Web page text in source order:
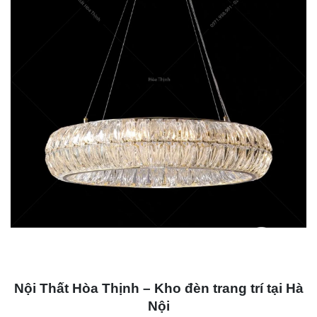
Nội Thất Hòa Thịnh – Kho đèn trang trí tại Hà
Nội